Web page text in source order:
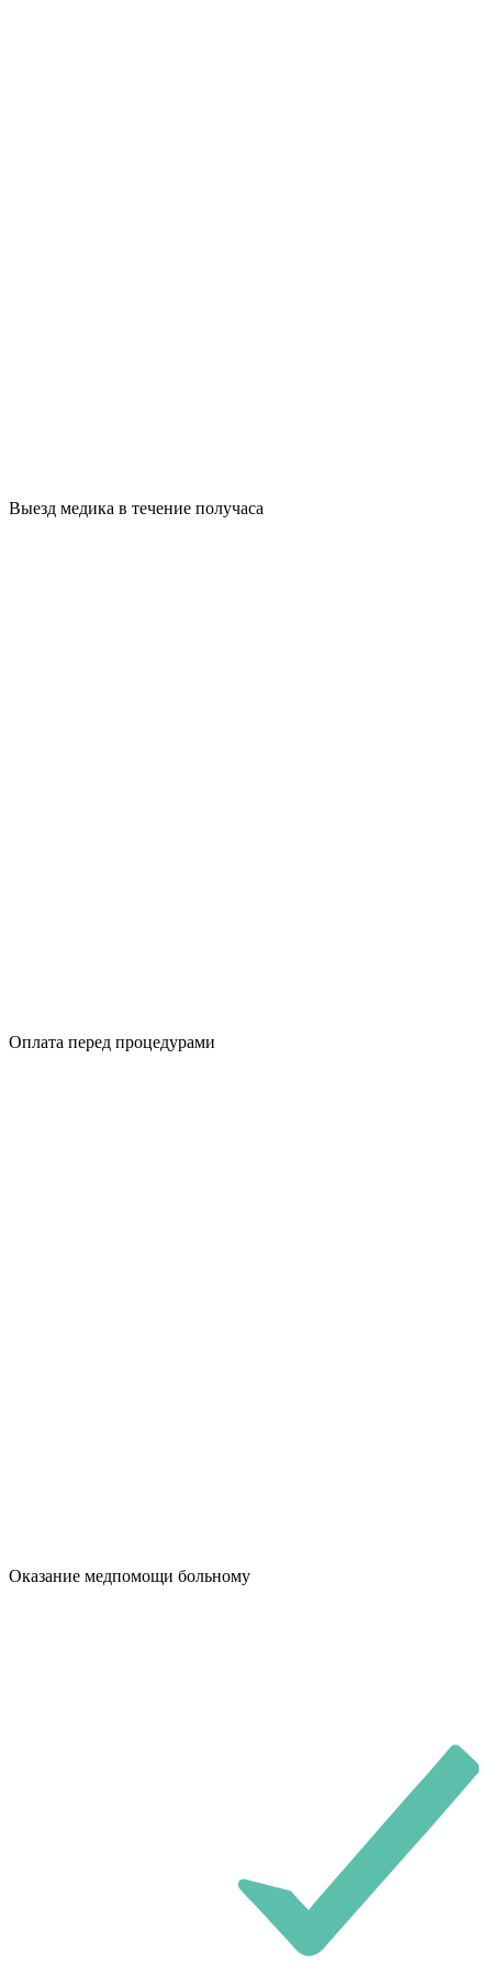
Выезд медика в течение получаса
Оплата перед процедурами
Оказание медпомощи больному